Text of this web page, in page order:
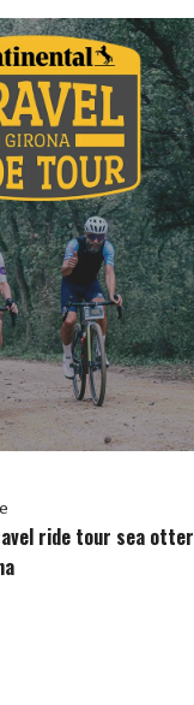
ride tour sea otter